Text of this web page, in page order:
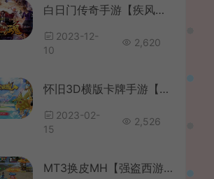
白日门传奇手游【疾风剑魂】最新整理Win一键即玩服务端+安卓+GM后台+详细搭建教程
2023-12-
10
2,620
怀旧3D横版卡牌手游【口袋觉醒9神话修复版】最新整理Ubuntu手工服务端+安卓苹果双端+运营后台+GM后台+详细搭建教程
2023-02-
15
2,526
MT3换皮MH【强盗西游尊享挂机版】最新整理单机一键即玩镜像端+Linux手工服务端+安卓苹果双端+代理后台+详细搭建教程+全套源码+攻略